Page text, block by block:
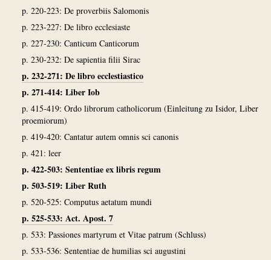
p. 220-223: De proverbiis Salomonis
p. 223-227: De libro ecclesiaste
p. 227-230: Canticum Canticorum
p. 230-232: De sapientia filii Sirac
p. 232-271: De libro ecclestiastico
p. 271-414: Liber Iob
p. 415-419: Ordo librorum catholicorum (Einleitung zu Isidor, Liber
proemiorum)
p. 419-420: Cantatur autem omnis sci canonis
p. 421: leer
p. 422-503: Sententiae ex libris regum
p. 503-519: Liber Ruth
p. 520-525: Computus aetatum mundi
p. 525-533: Act. Apost. 7
p. 533: Passiones martyrum et Vitae patrum (Schluss)
p. 533-536: Sententiae de humilias sci augustini